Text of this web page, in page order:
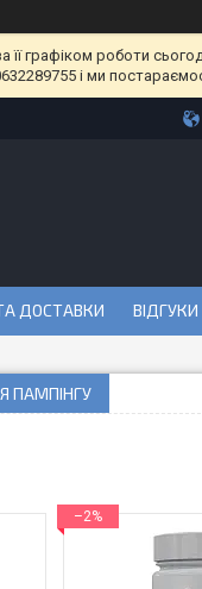
графіком роботи
і ми
ДОСТАВКИ ВІДГУКИ
ПАМПІНГУ
–2%